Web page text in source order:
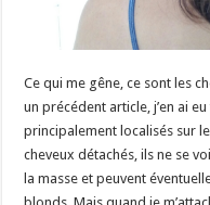
Ce qui me gêne, ce sont les
un précédent article, j’en ai
principalement localisés sur
cheveux détachés, ils ne se
la masse et peuvent